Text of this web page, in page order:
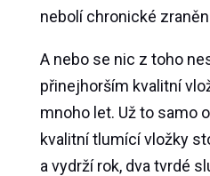
nebolí chronické
A nebo se nic z toho
přinejhorším kvalitní
mnoho let. Už to samo
kvalitní tlumící vložky
a vydrží rok, dva tvrdé